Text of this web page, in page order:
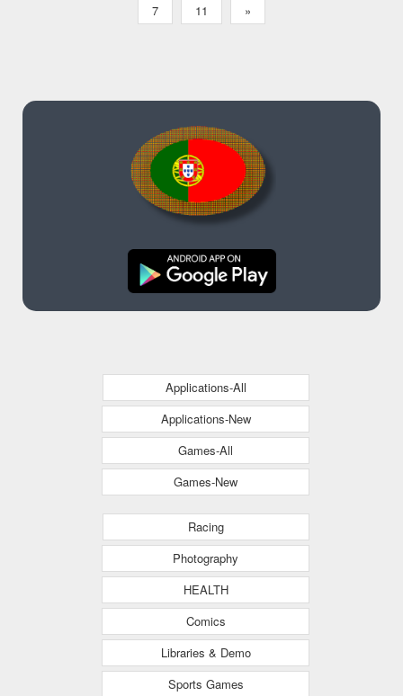
7
11 »
Applications-All
Applications-New
Games-All
Games-New
Racing
Photography
HEALTH
Comics
Libraries & Demo
Sports Games